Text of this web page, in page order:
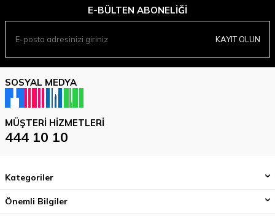
E-BÜLTEN ABONELIĞI
KAYIT OLUN
SOSYAL MEDYA
MÜŞTERI HIZMETLERI
444 10 10
Kategoriler
Önemli Bilgiler